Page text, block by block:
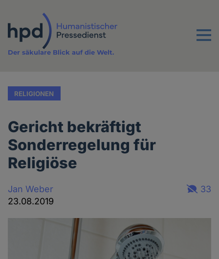
Inhalt
Menu
Der säkulare Blick auf die Welt.
RELIGIONEN
Gericht bekräftigt
Sonderregelung für
Religiöse
Jan Weber
23.08.2019
33